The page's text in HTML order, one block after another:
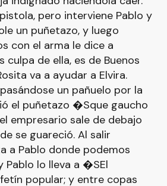
pero interviene Pablo y
un puñetazo, y luego
con el arma le dice a
de ella, es de Buenos
va a ayudar a Elvira.
un pañuelo por la
el puñetazo �Sque gaucho
empresario sale de debajo
se guareció. Al salir
a Pablo donde podemos
Pablo lo lleva a �SEl
popular; y entre copas